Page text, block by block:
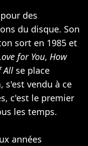
des
du disque. Son
sort en 1985 et
for You, How
All se place
s'est vendu à ce
c'est le premier
les temps.
années